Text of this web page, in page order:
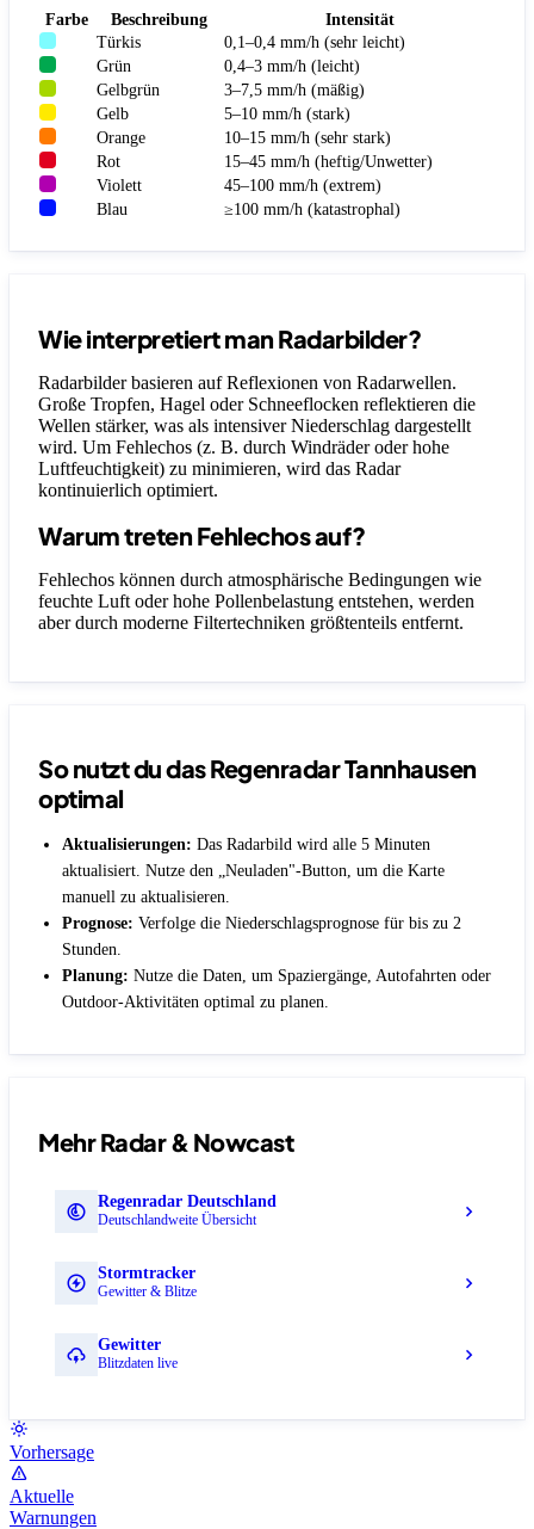
Farbe Beschreibung
Intensität
Türkis
0,1–0,4 mm/h (sehr leicht)
Grün
0,4–3 mm/h (leicht)
Gelbgrün
3–7,5 mm/h (mäßig)
Gelb
5–10 mm/h (stark)
Orange
10–15 mm/h (sehr stark)
Rot
15–45 mm/h (heftig/Unwetter)
Violett
45–100 mm/h (extrem)
Blau
≥100 mm/h (katastrophal)
Wie interpretiert man Radarbilder?
Radarbilder basieren auf Reflexionen von Radarwellen.
Große Tropfen, Hagel oder Schneeflocken reflektieren die
Wellen stärker, was als intensiver Niederschlag dargestellt
wird. Um Fehlechos (z. B. durch Windräder oder hohe
Luftfeuchtigkeit) zu minimieren, wird das Radar
kontinuierlich optimiert.
Warum treten Fehlechos auf?
Fehlechos können durch atmosphärische Bedingungen wie
feuchte Luft oder hohe Pollenbelastung entstehen, werden
aber durch moderne Filtertechniken größtenteils entfernt.
So nutzt du das Regenradar Tannhausen
optimal
Aktualisierungen: Das Radarbild wird alle 5 Minuten
aktualisiert. Nutze den „Neuladen"-Button, um die Karte
manuell zu aktualisieren.
Prognose: Verfolge die Niederschlagsprognose für bis zu 2
Stunden.
Planung: Nutze die Daten, um Spaziergänge, Autofahrten oder
Outdoor-Aktivitäten optimal zu planen.
Mehr Radar & Nowcast
Regenradar Deutschland
Deutschlandweite Übersicht
Stormtracker
Gewitter & Blitze
Gewitter
Blitzdaten live
Vorhersage
Aktuelle
Warnungen